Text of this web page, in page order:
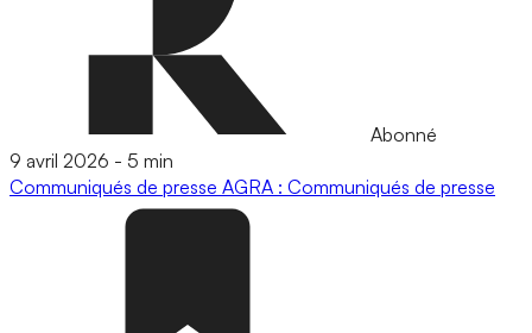
Abonné
9 avril 2026 - 5 min
Communiqués de presse AGRA : Communiqués de presse